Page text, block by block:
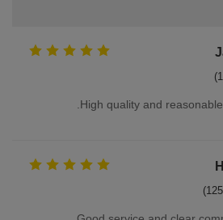
High quality and reasonable